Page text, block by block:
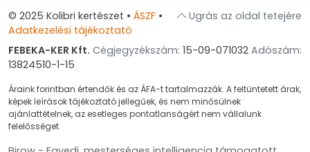
Ugrás az oldal tetejére
© 2025 Kolibri kertészet • ÁSZF •
Adatkezelési tájékoztató
FEBEKA-KER Kft. Cégjegyzékszám: 15-09-071032 Adószám:
13824510-1-15
Áraink forintban értendők és az ÁFA-t tartalmazzák. A feltüntetett árak,
képek leírások tájékoztató jellegűek, és nem minősülnek
ajánlattételnek, az esetleges pontatlanságért nem vállalunk
felelősséget.